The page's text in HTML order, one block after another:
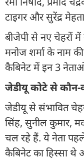
टाइगर और सुरेंद्र
बीजेपी से नए चेहरों में
मनोज शर्मा के नाम की
कैबिनेट में इन 3 नेताओं
जेडीयू कोटे से कौन-
जेडीयू से संभावित
सिंह, सुनील कुमार,
चल रहे हैं. ये नेता
कैबिनेट का हिस्सा थे